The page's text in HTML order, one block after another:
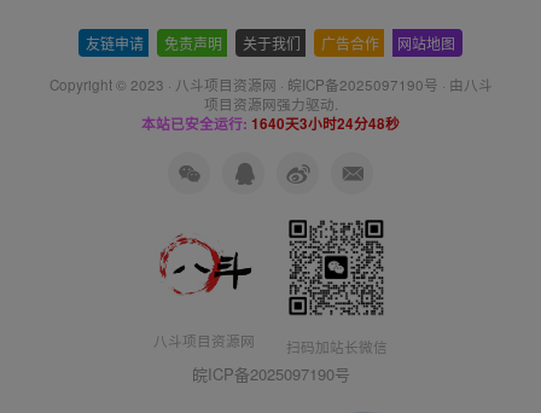
友链申请 免责声明 关于我们 广告合作 网站地图
Copyright © 2023 · 八斗项目资源网 · 皖ICP备2025097190号 · 由八斗
项目资源网强力驱动.
本站已安全运行: 1640天3小时24分48秒
八斗项目资源网 扫码加站长微信
皖ICP备2025097190号